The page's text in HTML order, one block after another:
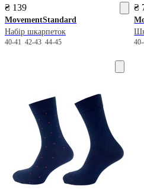
₴ 139
MovementStandard
Набір шкарпеток
40-41 42-43 44-45
₴